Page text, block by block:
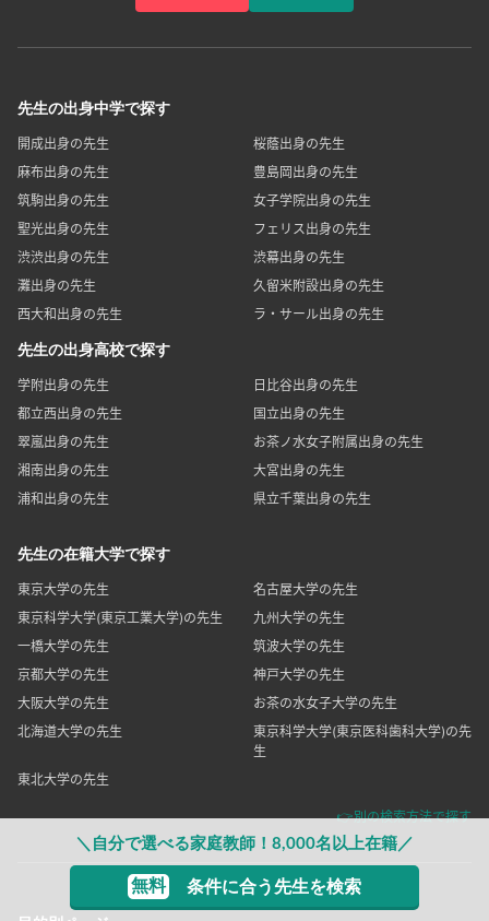
＼自分で選べる家庭教師！8,000名以上在籍／
無料 条件に合う先生を検索
先生の出身中学で探す
開成出身の先生
桜蔭出身の先生
麻布出身の先生
豊島岡出身の先生
筑駒出身の先生
女子学院出身の先生
聖光出身の先生
フェリス出身の先生
渋渋出身の先生
渋幕出身の先生
灘出身の先生
久留米附設出身の先生
西大和出身の先生
ラ・サール出身の先生
先生の出身高校で探す
学附出身の先生
日比谷出身の先生
都立西出身の先生
国立出身の先生
翠嵐出身の先生
お茶ノ水女子附属出身の先生
湘南出身の先生
大宮出身の先生
浦和出身の先生
県立千葉出身の先生
先生の在籍大学で探す
東京大学の先生
名古屋大学の先生
東京科学大学(東京工業大学)の先生
九州大学の先生
一橋大学の先生
筑波大学の先生
京都大学の先生
神戸大学の先生
大阪大学の先生
お茶の水女子大学の先生
北海道大学の先生
東京科学大学(東京医科歯科大学)の先
生
東北大学の先生
👉別の検索方法で探す